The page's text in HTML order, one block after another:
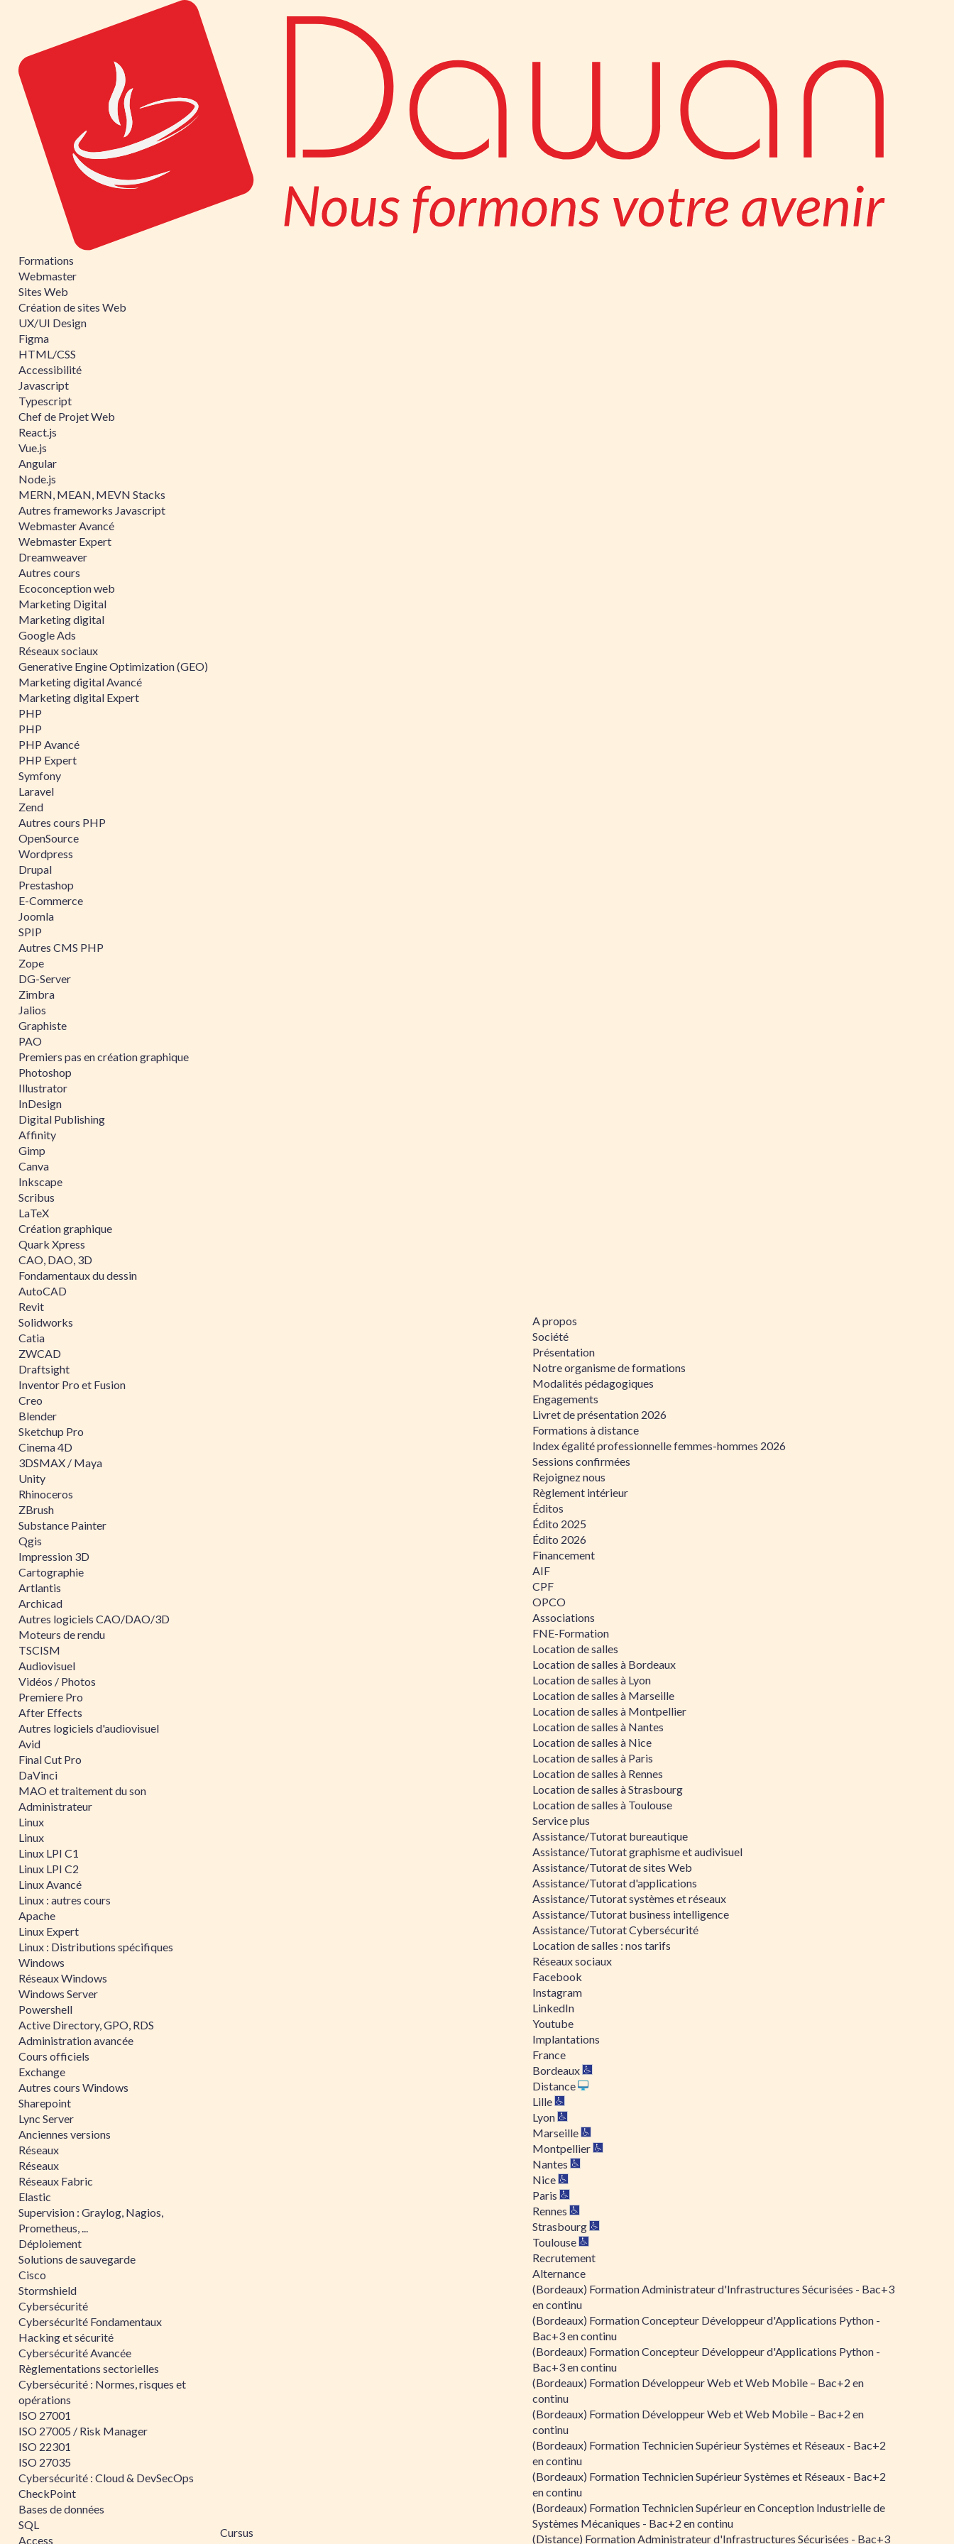
Formations
Webmaster
Sites Web
Création de sites Web
UX/UI Design
Figma
HTML/CSS
Accessibilité
Javascript
Typescript
Chef de Projet Web
React.js
Vue.js
Angular
Node.js
MERN, MEAN, MEVN Stacks
Autres frameworks Javascript
Webmaster Avancé
Webmaster Expert
Dreamweaver
Autres cours
Ecoconception web
Marketing Digital
Marketing digital
Google Ads
Réseaux sociaux
Generative Engine Optimization (GEO)
Marketing digital Avancé
Marketing digital Expert
PHP
PHP
PHP Avancé
PHP Expert
Symfony
Laravel
Zend
Autres cours PHP
OpenSource
Wordpress
Drupal
Prestashop
E-Commerce
Joomla
SPIP
Autres CMS PHP
Zope
DG-Server
Zimbra
Jalios
Graphiste
PAO
Premiers pas en création graphique
Photoshop
Illustrator
InDesign
Digital Publishing
Affinity
Gimp
Canva
Inkscape
Scribus
LaTeX
Création graphique
Quark Xpress
CAO, DAO, 3D
Fondamentaux du dessin
AutoCAD
Revit
Solidworks
Catia
ZWCAD
Draftsight
Inventor Pro et Fusion
Creo
Blender
Sketchup Pro
Cinema 4D
3DSMAX / Maya
Unity
Rhinoceros
ZBrush
Substance Painter
Qgis
Impression 3D
Cartographie
Artlantis
Archicad
Autres logiciels CAO/DAO/3D
Moteurs de rendu
TSCISM
Audiovisuel
Vidéos / Photos
Premiere Pro
After Effects
Autres logiciels d'audiovisuel
Avid
Final Cut Pro
DaVinci
MAO et traitement du son
Administrateur
Linux
Linux
Linux LPI C1
Linux LPI C2
Linux Avancé
Linux : autres cours
Apache
Linux Expert
Linux : Distributions spécifiques
Windows
Réseaux Windows
Windows Server
Powershell
Active Directory, GPO, RDS
Administration avancée
Cours officiels
Exchange
Autres cours Windows
Sharepoint
Lync Server
Anciennes versions
Réseaux
Réseaux
Réseaux Fabric
Elastic
Supervision : Graylog, Nagios,
Prometheus, ...
Déploiement
Solutions de sauvegarde
Cisco
Stormshield
Cybersécurité
Cybersécurité Fondamentaux
Hacking et sécurité
Cybersécurité Avancée
Règlementations sectorielles
Cybersécurité : Normes, risques et
opérations
ISO 27001
ISO 27005 / Risk Manager
ISO 22301
ISO 27035
Cybersécurité : Cloud & DevSecOps
CheckPoint
Bases de données
SQL
Access
Cursus
A propos
Société
Présentation
Notre organisme de formations
Modalités pédagogiques
Engagements
Livret de présentation 2026
Formations à distance
Index égalité professionnelle femmes-hommes 2026
Sessions confirmées
Rejoignez nous
Règlement intérieur
Éditos
Édito 2025
Édito 2026
Financement
AIF
CPF
OPCO
Associations
FNE-Formation
Location de salles
Location de salles à Bordeaux
Location de salles à Lyon
Location de salles à Marseille
Location de salles à Montpellier
Location de salles à Nantes
Location de salles à Nice
Location de salles à Paris
Location de salles à Rennes
Location de salles à Strasbourg
Location de salles à Toulouse
Service plus
Assistance/Tutorat bureautique
Assistance/Tutorat graphisme et audivisuel
Assistance/Tutorat de sites Web
Assistance/Tutorat d'applications
Assistance/Tutorat systèmes et réseaux
Assistance/Tutorat business intelligence
Assistance/Tutorat Cybersécurité
Location de salles : nos tarifs
Réseaux sociaux
Facebook
Instagram
LinkedIn
Youtube
Implantations
France
Bordeaux
Distance
Lille
Lyon
Marseille
Montpellier
Nantes
Nice
Paris
Rennes
Strasbourg
Toulouse
Recrutement
Alternance
(Bordeaux) Formation Administrateur d'Infrastructures Sécurisées - Bac+3
en continu
(Bordeaux) Formation Concepteur Développeur d'Applications Python -
Bac+3 en continu
(Bordeaux) Formation Concepteur Développeur d'Applications Python -
Bac+3 en continu
(Bordeaux) Formation Développeur Web et Web Mobile – Bac+2 en
continu
(Bordeaux) Formation Développeur Web et Web Mobile – Bac+2 en
continu
(Bordeaux) Formation Technicien Supérieur Systèmes et Réseaux - Bac+2
en continu
(Bordeaux) Formation Technicien Supérieur Systèmes et Réseaux - Bac+2
en continu
(Bordeaux) Formation Technicien Supérieur en Conception Industrielle de
Systèmes Mécaniques - Bac+2 en continu
(Distance) Formation Administrateur d'Infrastructures Sécurisées - Bac+3